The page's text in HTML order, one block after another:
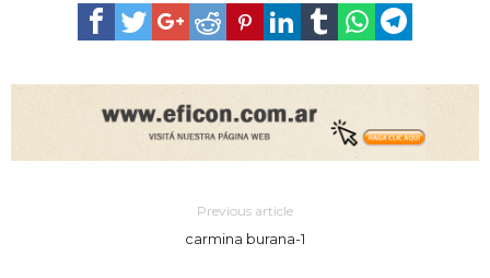
Previous article
carmina burana-1